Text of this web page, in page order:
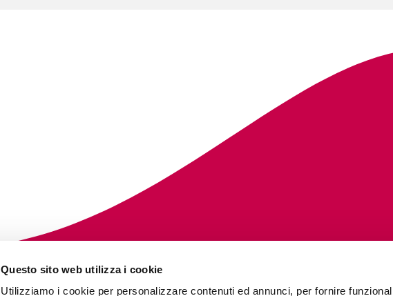
Questo sito web utilizza i cookie
Utilizziamo i cookie per personalizzare contenuti ed annunci, per fornire